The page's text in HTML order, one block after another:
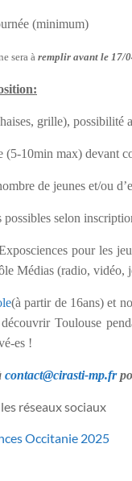
(minimum)
sera à remplir avant le 17/0
grille), possibilité
(5-10min max) devant
de jeunes et/ou
possibles selon
pour les
Médias (radio, vidéo,
(à partir de 16ans) et
Toulouse
es !
contact@cirasti-mp.fr
réseaux sociaux
Occitanie 2025